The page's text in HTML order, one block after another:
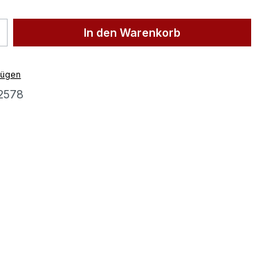
Gib den gewünschten Wert
In den Warenkorb